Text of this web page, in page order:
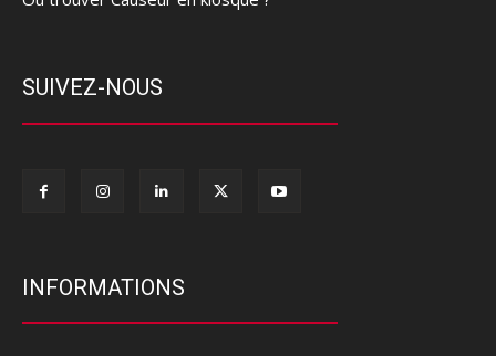
SUIVEZ-NOUS
INFORMATIONS